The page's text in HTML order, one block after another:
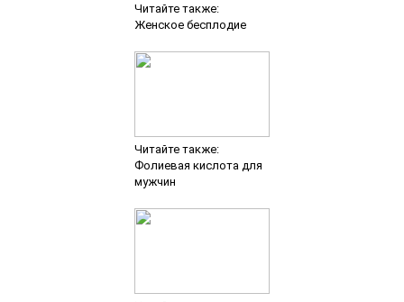
Читайте также:
Женское бесплодие
Читайте также:
Фолиевая кислота для
мужчин